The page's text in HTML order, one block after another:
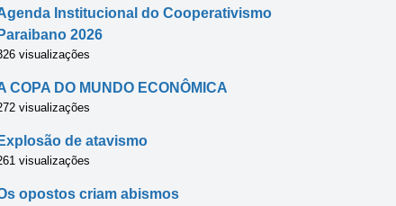
Institucional do Cooperativismo
Paraibano 2026
visualizações
COPA DO MUNDO ECONÔMICA
visualizações
Explosão de atavismo
visualizações
opostos criam abismos